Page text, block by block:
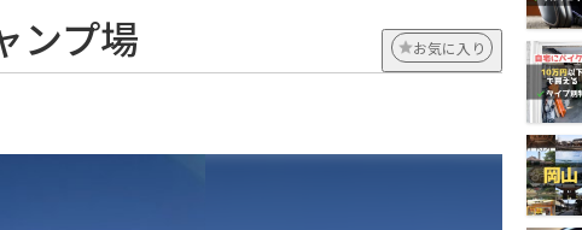
ンプ場 お気に入り